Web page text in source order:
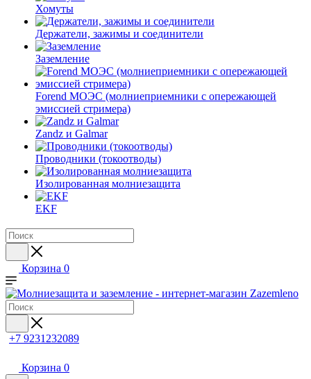
Хомуты
Держатели, зажимы и соединители
Заземление
Forend МОЭС (молниеприемники с опережающей
эмиссией стримера)
Zandz и Galmar
Проводники (токоотводы)
Изолированная молниезащита
EKF
Корзина 0
+7 9231232089
Корзина 0